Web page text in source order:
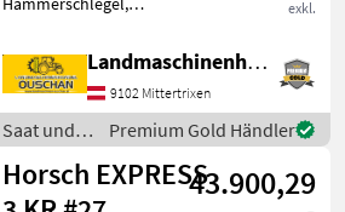
exkl.
Seitenverschub, Walzen,
Freilauf im Getriebe,
Kettenschutz, seitliche
Kufen, Bodenstützwalze
Vigolo MX 250 - Vigo
Landmaschinenhandel Ouschan Anton
9102 Mittertrixen
Saat und
Pflege /
Vigolo
Premium Gold Händler
Horsch EXPRESS43.900,29